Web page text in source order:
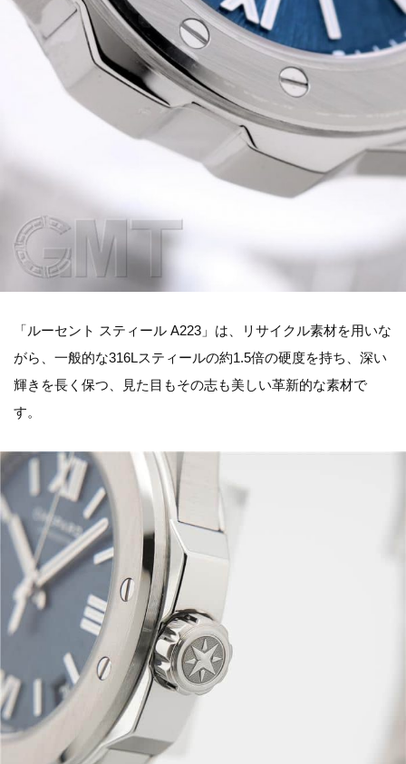
「ルーセント スティール A223」は、リサイクル素材を用いな
がら、一般的な316Lスティールの約1.5倍の硬度を持ち、深い
輝きを長く保つ、見た目もその志も美しい革新的な素材で
す。